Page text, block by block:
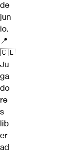
de
jun
io.
📍
🇨🇱
Ju
ga
do
re
s
lib
er
ad